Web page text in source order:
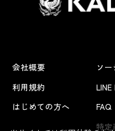
会社概要
利用規約
はじめての方へ
ソ
FAQ
特定